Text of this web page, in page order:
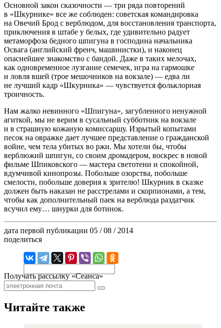
Основной закон сказочности — три ряда повторений
в «Шкурнике» все же соблюден: советская командировка
на Овечий Брод с верблюдом, для восстановления транспорта,
приключения в штабе у белых, где удивительно радует
метаморфоза бедного шпигуна в господина начальника
Освага (английский френч, машинистки), и наконец
опаснейшее знакомство с бандой. Даже в таких мелочах,
как одновременное лузгание семечек, игра на гармошке
и ловля вшей (трое мешочников на вокзале) — едва ли
не лучший кадр «Шкурника» — чувствуется фольклорная
троичность.
Нам жалко невинного «Шпигуна», загубленного ненужной
агиткой, мы не верим в сусальный субботник на вокзале
и в страшную кожаную комиссаршу. Изрытый копытами
песок на овражке дает лучшее представление о гражданской
войне, чем тела убитых во ржи. Мы хотели бы, чтобы
верблюжий шпигун, со своим дромадером, воскрес в новой
фильме Шпиковского — мастера светотени и спокойной,
вдумчивой кинопрозы. Побольше озорства, побольше
смелости, побольше доверия к зрителю! Шкурник в сказке
должен быть наказан не расстрелами и скорпионами, а тем,
чтобы как дополнительный паек на верблюда раздатчик
всучил ему… шнурки для ботинок.
дата первой публикации 05 / 08 / 2014
поделиться
Получать рассылку «Сеанса»
Читайте также